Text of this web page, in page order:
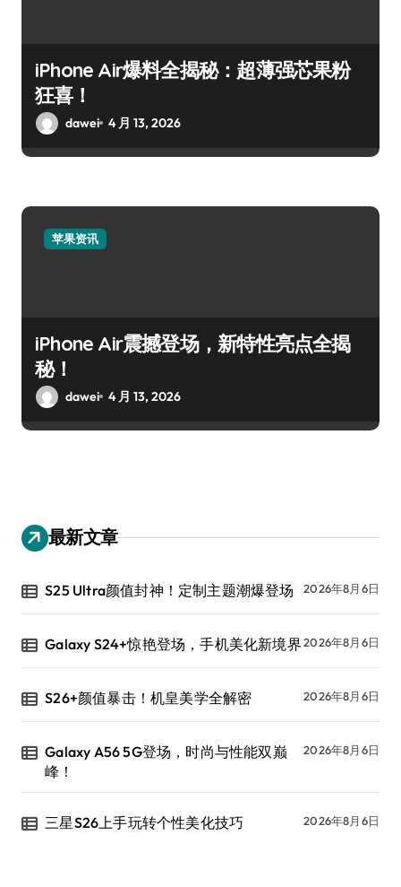
iPhone Air爆料全揭秘：超薄强芯果粉
狂喜！
dawei 4 月 13, 2026
苹果资讯
iPhone Air震撼登场，新特性亮点全揭
秘！
dawei 4 月 13, 2026
最新文章
S25 Ultra颜值封神！定制主题潮爆登场 2026年8月6日
Galaxy S24+惊艳登场，手机美化新境界2026年8月6日
S26+颜值暴击！机皇美学全解密 2026年8月6日
Galaxy A56 5G登场，时尚与性能双巅
峰！
2026年8月6日
三星S26上手玩转个性美化技巧 2026年8月6日